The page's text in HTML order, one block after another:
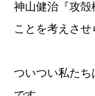
神山健治『攻
ことを考えさせ
ついつい私たち